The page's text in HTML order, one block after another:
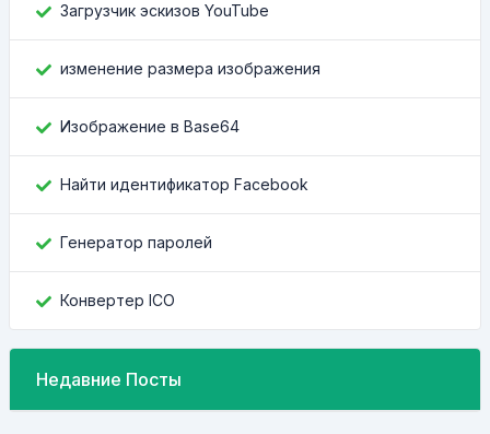
Загрузчик эскизов YouTube
изменение размера изображения
Изображение в Base64
Найти идентификатор Facebook
Генератор паролей
Конвертер ICO
Недавние Посты